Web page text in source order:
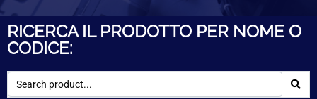
RICERCA IL PRODOTTO PER NOME O
CODICE: